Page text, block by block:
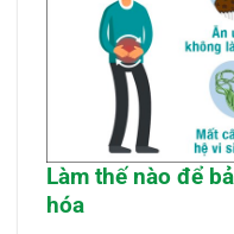
Làm thế nào để
hóa